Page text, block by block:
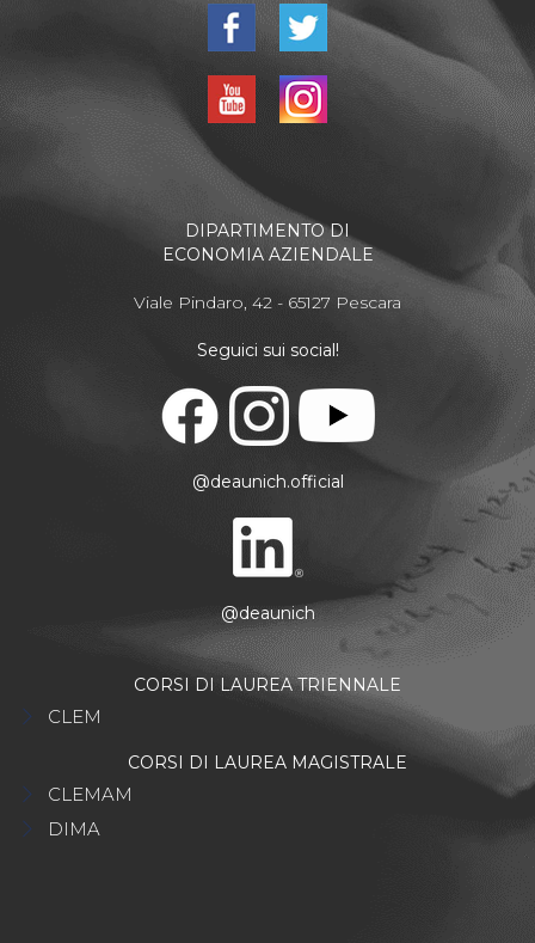
DIPARTIMENTO DI
ECONOMIA AZIENDALE
Viale Pindaro, 42 - 65127 Pescara
Seguici sui social!
@deaunich.official
@deaunich
CORSI DI LAUREA TRIENNALE
CLEM
CORSI DI LAUREA MAGISTRALE
CLEMAM
DIMA